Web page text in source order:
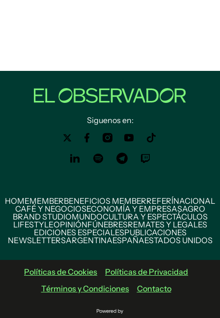
Siguenos en:
HOMEMEMBERBENEFICIOS MEMBERREFERÍNACIONAL
CAFÉ Y NEGOCIOSECONOMÍA Y EMPRESASAGRO
BRAND STUDIOMUNDOCULTURA Y ESPECTÁCULOS
LIFESTYLEOPINIÓNFÚNEBRESREMATES Y LEGALES
EDICIONES ESPECIALESPUBLICACIONES
NEWSLETTERSARGENTINAESPAÑAESTADOS UNIDOS
Políticas de Cookies
Políticas de Privacidad
Términos y Condiciones
Contacto